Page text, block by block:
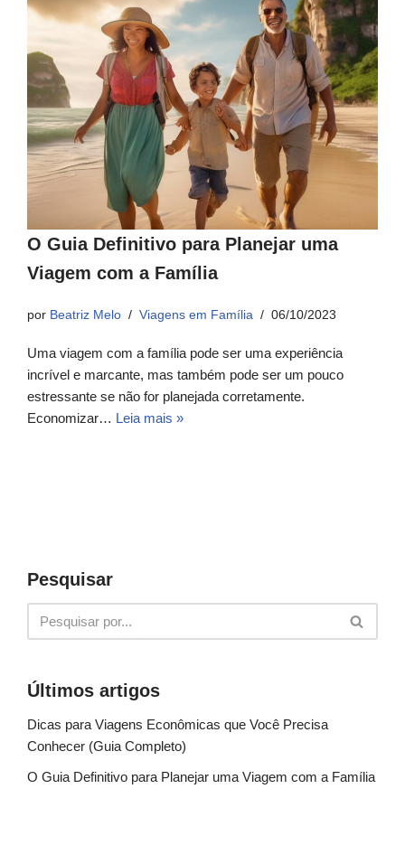
O Guia Definitivo para Planejar uma
Viagem com a Família
por Beatriz Melo Viagens em Família 06/10/2023
Uma viagem com a família pode ser uma experiência
incrível e marcante, mas também pode ser um pouco
estressante se não for planejada corretamente.
Economizar… Leia mais »
Pesquisar
Últimos artigos
Dicas para Viagens Econômicas que Você Precisa
Conhecer (Guia Completo)
O Guia Definitivo para Planejar uma Viagem com a Família